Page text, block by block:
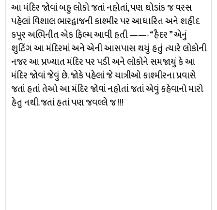
આ મંદિર જોવાં બહુ લોકો જતાં નહોતાં, પણ થોડાંક જ વરસ
પહેલાં વિશાલ ભારદ્વાજની કાશ્મીર પર આધારિત અને શહીદ
કપૂર અભિનીત એક ફિલ્મ આવી હતી ——-“હૈદર ” એનું
શુટિંગ આ મંદિરમાં અને એની આસપાસ થયું હતું ત્યારે લોકોની
નજર આ પ્રખ્યાત મંદિર પર પડી અને લોકોને સમજાયું કે આ
મંદિર જોવાં જેવું છે. જોકે પહેલાં જે યાત્રીઓ કાશ્મીરના પ્રવાસે
જતાં હતાં તેઓ આ મંદિર જોવાં નહોતાં જતાં એવું કહેવાનો મારો
હેતુ નથી. જતાં હતાં પણ જવલ્લે જ !!!